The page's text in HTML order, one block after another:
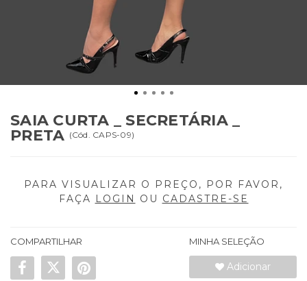
SAIA CURTA _ SECRETÁRIA _
PRETA (Cód. CAPS-09)
PARA VISUALIZAR O PREÇO, POR FAVOR,
FAÇA
LOGIN OU CADASTRE-SE
COMPARTILHAR MINHA SELEÇÃO
Adicionar